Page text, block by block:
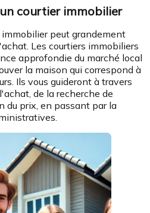
courtier immobilier
peut grandement
Les courtiers immobiliers
approfondie du marché local
la maison qui correspond à
Ils vous guideront à travers
de la recherche de
du prix, en passant par la